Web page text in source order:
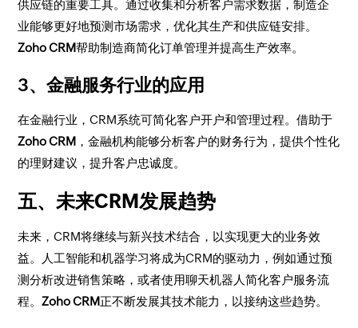
供应链的重要工具。通过收集和分析客户需求数据，制造企
业能够更好地预测市场需求，优化其生产和供应链安排。
Zoho CRM帮助制造商简化订单管理并提高生产效率。
3、金融服务行业的应用
在金融行业，CRM系统可简化客户开户和管理过程。借助于
Zoho CRM ，金融机构能够分析客户的财务行为，提供个性化
的理财建议，提升客户忠诚度。
五、未来CRM发展趋势
未来，CRM将继续与新兴技术结合，以实现更大的业务效
益。人工智能和机器学习将成为CRM的驱动力，例如通过预
测分析改进销售策略，或者使用聊天机器人简化客户服务流
程。Zoho CRM正不断发展其技术能力，以接纳这些趋势。